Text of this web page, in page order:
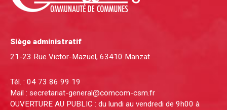
Siège administratif
21-23 Rue Victor-Mazuel, 63410 Manzat
Tél. : 04 73 86 99 19
Mail : secretariat-general@comcom-csm.fr
OUVERTURE AU PUBLIC : du lundi au vendredi de 9h00 à